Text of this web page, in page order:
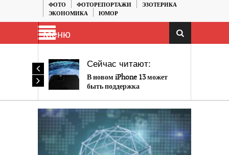
ФОТО
ФОТОРЕПОРТАЖИ
ЭЗОТЕРИКА
ЭКОНОМИКА
ЮМОР
Меню
Сейчас читают:
В новом iPhone 13 может
быть поддержка